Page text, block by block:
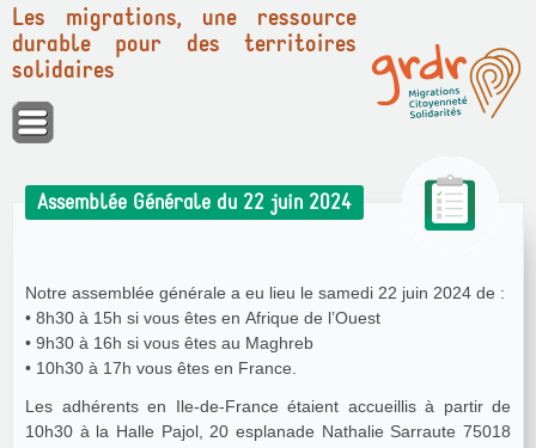
Panneau de gestion des cookies
Les migrations, une ressource
durable pour des territoires
solidaires
Assemblée Générale du 22 juin 2024
Notre assemblée générale a eu lieu le samedi 22 juin 2024 de :
• 8h30 à 15h si vous êtes en Afrique de l’Ouest
• 9h30 à 16h si vous êtes au Maghreb
• 10h30 à 17h vous êtes en France.
Les adhérents en Ile-de-France étaient accueillis à partir de
10h30 à la Halle Pajol, 20 esplanade Nathalie Sarraute 75018